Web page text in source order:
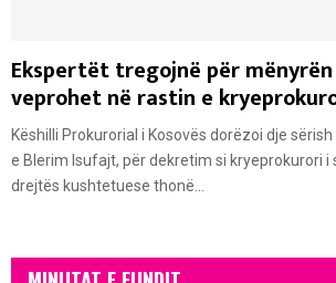
Ekspertët tregojnë për
veprohet në rastin e
Këshilli Prokurorial i Kosovës dorëzoi dje
e Blerim Isufajt, për dekretim si kryeprokurori i
drejtës kushtetuese thonë...